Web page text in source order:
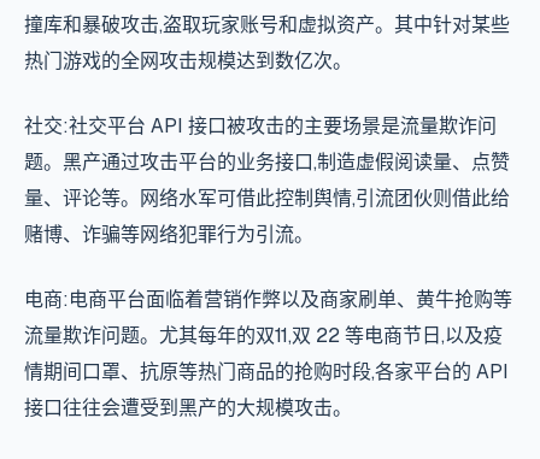
撞库和暴破攻击,盗取玩家账号和虚拟资产。其中针对某些
热门游戏的全网攻击规模达到数亿次。
社交:社交平台 API 接口被攻击的主要场景是流量欺诈问
题。黑产通过攻击平台的业务接口,制造虚假阅读量、点赞
量、评论等。网络水军可借此控制舆情,引流团伙则借此给
赌博、诈骗等网络犯罪行为引流。
电商:电商平台面临着营销作弊以及商家刷单、黄牛抢购等
流量欺诈问题。尤其每年的双11,双 22 等电商节日,以及疫
情期间口罩、抗原等热门商品的抢购时段,各家平台的 API
接口往往会遭受到黑产的大规模攻击。